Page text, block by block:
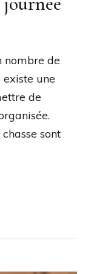
nombre de
existe une
de
sont